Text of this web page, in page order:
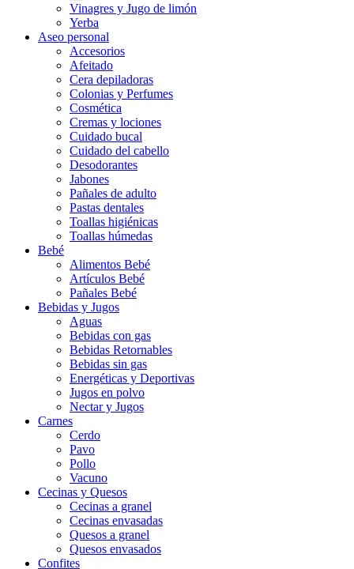
Vinagres y Jugo de limón
Yerba
Aseo personal
Accesorios
Afeitado
Cera depiladoras
Colonias y Perfumes
Cosmética
Cremas y lociones
Cuidado bucal
Cuidado del cabello
Desodorantes
Jabones
Pañales de adulto
Pastas dentales
Toallas higiénicas
Toallas húmedas
Bebé
Alimentos Bebé
Artículos Bebé
Pañales Bebé
Bebidas y Jugos
Aguas
Bebidas con gas
Bebidas Retornables
Bebidas sin gas
Energéticas y Deportivas
Jugos en polvo
Nectar y Jugos
Carnes
Cerdo
Pavo
Pollo
Vacuno
Cecinas y Quesos
Cecinas a granel
Cecinas envasadas
Quesos a granel
Quesos envasados
Confites